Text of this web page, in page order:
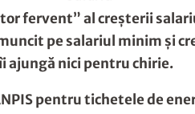
fervent” al creşterii
pe salariul minim şi
ajungă nici pentru chirie.
pentru tichetele de